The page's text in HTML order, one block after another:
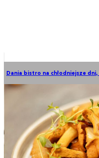
Dania bistro na chłodniejsze dni,